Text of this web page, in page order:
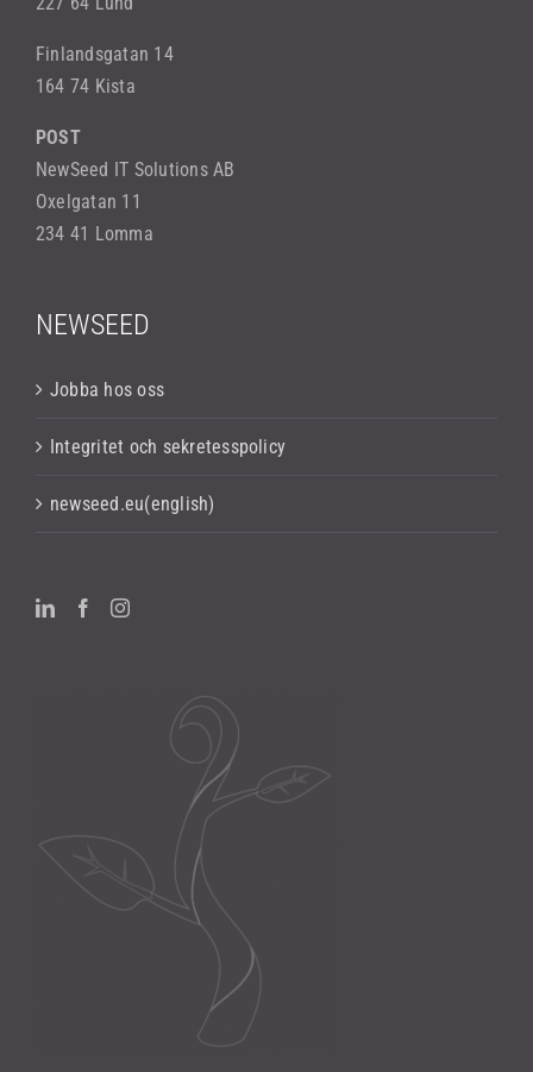
Finlandsgatan 14
164 74 Kista
POST
NewSeed IT Solutions AB
Oxelgatan 11
234 41 Lomma
NEWSEED
Jobba hos oss
Integritet och sekretesspolicy
newseed.eu(english)